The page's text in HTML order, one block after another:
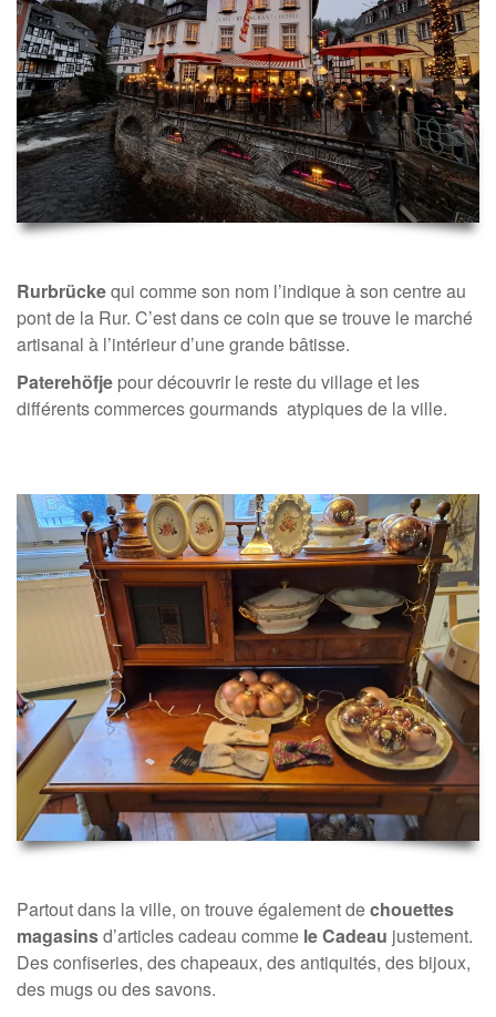
Rurbrückequi comme son nom l’indique à son centre au
pont de la Rur. C’est dans ce coin que se trouve le marché
artisanal à l’intérieur d’une grande bâtisse.
Paterehöfje pour découvrir le reste du village et les
différents commerces gourmands atypiques de la ville.
Partout dans la ville, on trouve également dechouettes
magasinsd’articles cadeau comme le Cadeau justement.
Des confiseries, des chapeaux, des antiquités, des bijoux,
des mugs ou des savons.